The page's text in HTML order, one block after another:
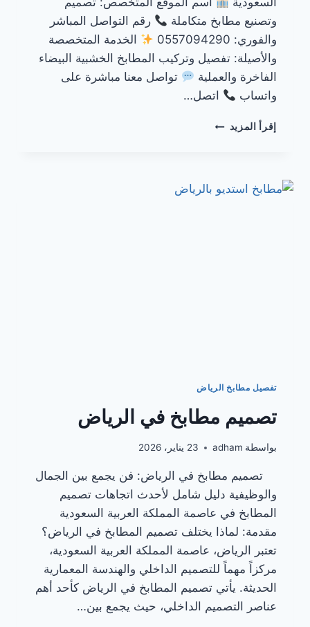
وتصنيع مطابخ متكاملة
رقم التواصل المباشر
والفوري: 0557094290
الخدمة المتخصصة
والأصيلة: تفصيل وتركيب المطابخ الخشبية البيضاء
الفاخرة والعملية
تواصل معنا مباشرة على
واتساب
اتصل…
إقرأ المزيد مطابخ
تفصيل مطابخ الرياض
تصميم مطابخ في الرياض
بواسطة adham 23 يناير، 2026
تصميم مطابخ في الرياض: فن يجمع بين الجمال
والوظيفية دليل شامل لأحدث اتجاهات تصميم
المطابخ في عاصمة المملكة العربية السعودية
مقدمة: لماذا يختلف تصميم المطابخ في الرياض؟
تعتبر الرياض، عاصمة المملكة العربية السعودية،
مركزاً مهماً للتصميم الداخلي والهندسة المعمارية
الحديثة. يأتي تصميم المطابخ في الرياض كأحد أهم
عناصر التصميم الداخلي، حيث يجمع بين…